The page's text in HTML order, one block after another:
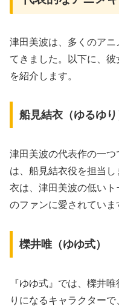
津田美波は、多くのア
てきました。以下に、
を紹介します。
船見結衣（ゆるゆり
津田美波の代表作の一
は、船見結衣役を担当
衣は、津田美波の低いト
のファンに愛されていま
櫟井唯（ゆゆ式）
『ゆゆ式』では、櫟井
りになるキャラクター